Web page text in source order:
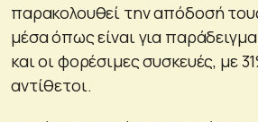
παρακολουθεί την απόδοσή
μέσα όπως είναι για
και οι φορέσιμες συσκευές, με
αντίθετοι.